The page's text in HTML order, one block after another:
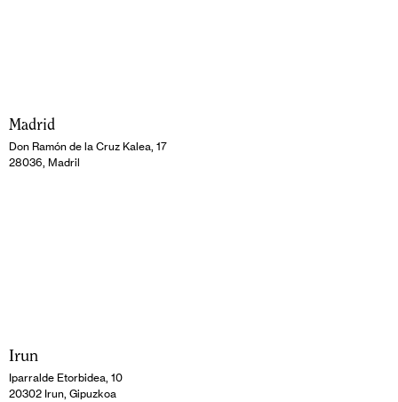
Madrid
Don Ramón de la Cruz Kalea, 17
28036, Madril
Irun
Iparralde Etorbidea, 10
20302 Irun, Gipuzkoa